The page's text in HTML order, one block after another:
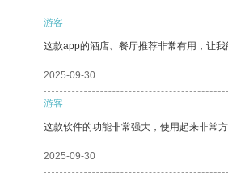
游客
这款app的酒店、餐厅推荐非常有用，让我
2025-09-30
游客
这款软件的功能非常强大，使用起来非常方
2025-09-30